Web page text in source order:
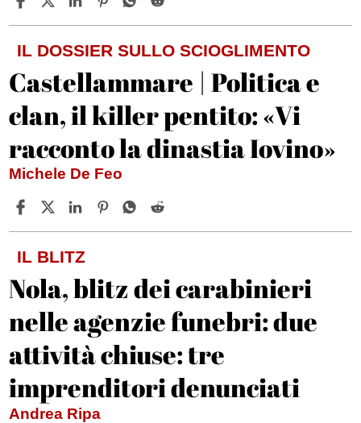
IL DOSSIER SULLO SCIOGLIMENTO
Castellammare | Politica e
clan, il killer pentito: «Vi
racconto la dinastia Iovino»
Michele De Feo
IL BLITZ
Nola, blitz dei carabinieri
nelle agenzie funebri: due
attività chiuse: tre
imprenditori denunciati
Andrea Ripa